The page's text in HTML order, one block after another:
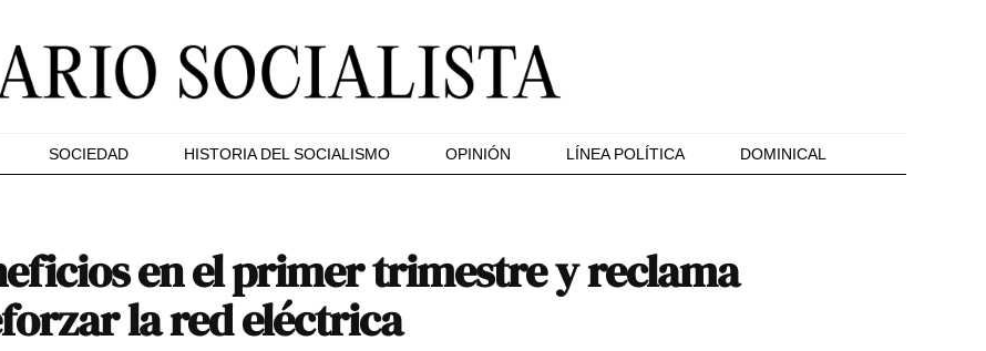
SOCIEDAD HISTORIA DEL SOCIALISMO OPINIÓN LÍNEA POLÍTICA DOMINICAL
en el primer trimestre y reclama
la red eléctrica